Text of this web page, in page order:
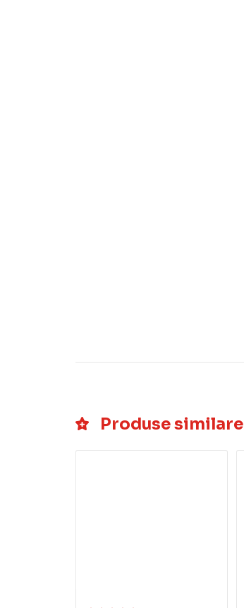
Produse similare